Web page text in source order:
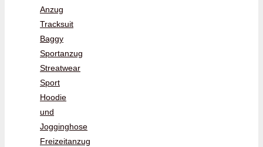
Anzug
Tracksuit
Baggy
Sportanzug
Streatwear
Sport
Hoodie
und
Jogginghose
Freizeitanzug